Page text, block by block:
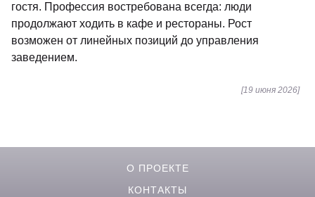
гостя. Профессия востребована всегда: люди
продолжают ходить в кафе и рестораны. Рост
возможен от линейных позиций до управления
заведением.
[19 июня 2026]
О ПРОЕКТЕ
КОНТАКТЫ